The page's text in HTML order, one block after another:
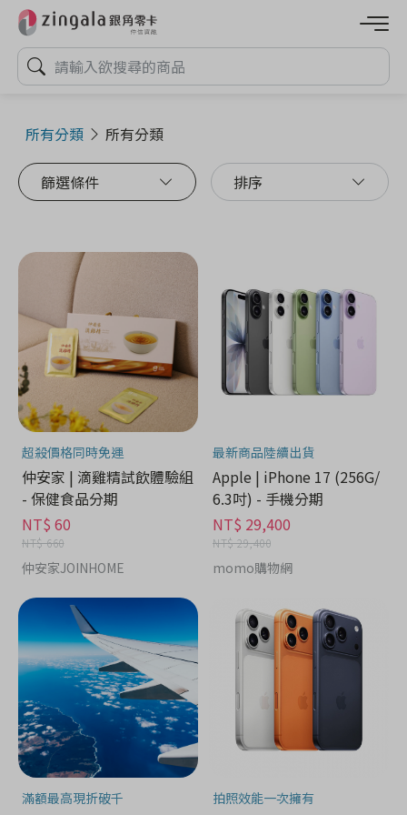
所有分類 所有分類
篩選條件 排序
超殺價格同時免運
仲安家 | 滴雞精試飲體驗組
- 保健食品分期
NT$ 60
NT$ 660
仲安家JOINHOME
最新商品陸續出貨
Apple | iPhone 17 (256G/
6.3吋) - 手機分期
NT$ 29,400
NT$ 29,400
momo購物網
滿額最高現折破千 拍照效能一次擁有